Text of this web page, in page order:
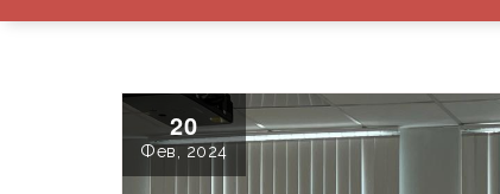
20
Фев, 2024